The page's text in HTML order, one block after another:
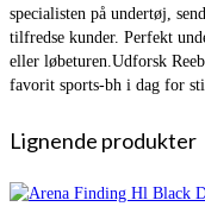
specialisten på undertøj,
tilfredse kunder. Perfekt
eller løbeturen.Udforsk
favorit sports-bh i dag for
Lignende produkter